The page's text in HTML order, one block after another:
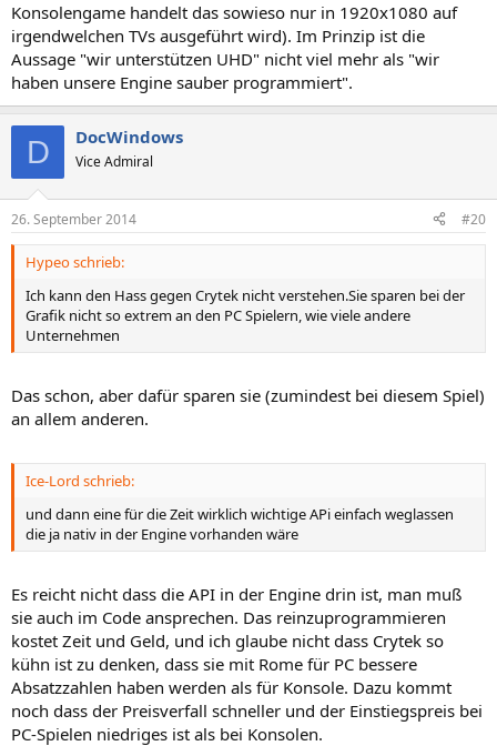
Konsolengame handelt das sowieso nur in 1920x1080 auf
irgendwelchen TVs ausgeführt wird). Im Prinzip ist die
Aussage "wir unterstützen UHD" nicht viel mehr als "wir
haben unsere Engine sauber programmiert".
D DocWindows
Vice Admiral
26. September 2014 #20
Hypeo schrieb:
Ich kann den Hass gegen Crytek nicht verstehen.Sie sparen bei der
Grafik nicht so extrem an den PC Spielern, wie viele andere
Unternehmen
Das schon, aber dafür sparen sie (zumindest bei diesem Spiel)
an allem anderen.
Ice-Lord schrieb:
und dann eine für die Zeit wirklich wichtige APi einfach weglassen
die ja nativ in der Engine vorhanden wäre
Es reicht nicht dass die API in der Engine drin ist, man muß
sie auch im Code ansprechen. Das reinzuprogrammieren
kostet Zeit und Geld, und ich glaube nicht dass Crytek so
kühn ist zu denken, dass sie mit Rome für PC bessere
Absatzzahlen haben werden als für Konsole. Dazu kommt
noch dass der Preisverfall schneller und der Einstiegspreis bei
PC-Spielen niedriges ist als bei Konsolen.